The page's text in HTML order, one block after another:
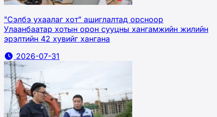
"Сэлбэ ухаалаг хот” ашиглалтад орсноор
Улаанбаатар хотын орон сууцны хангамжийн жилийн
эрэлтийн 42 хувийг хангана
2026-07-31